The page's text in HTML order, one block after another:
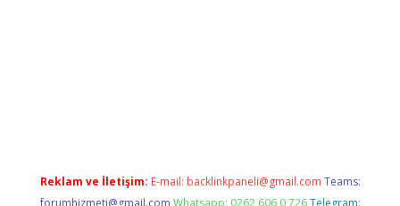
Reklam ve İletişim: E-mail: backlinkpaneli@gmail.com Teams:
forumhizmeti@gmail.com Whatsapp: 0262 606 0 726 Telegram: